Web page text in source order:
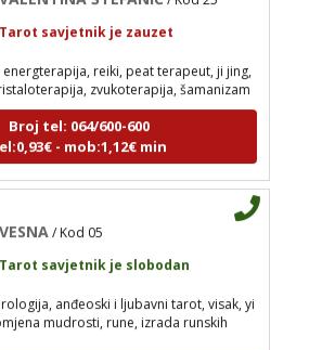
tel:0,93€ - mob:1,12€ min
VESNA/ Kod 05
Tarot savjetnik je slobodan
anđeoski i ljubavni tarot,
knjiga promjena mudrosti, rune,
amajlija
tel:0,93€ - mob:1,12€ min
reiki, peat terapeut, ji jing,
zvukoterapija, šamanizam
Broj tel: 064/600-600
tel:0,93€ - mob:1,12€ min
anđeoski i ljubavni tarot, visak, yi
mudrosti, rune, izrada runskih